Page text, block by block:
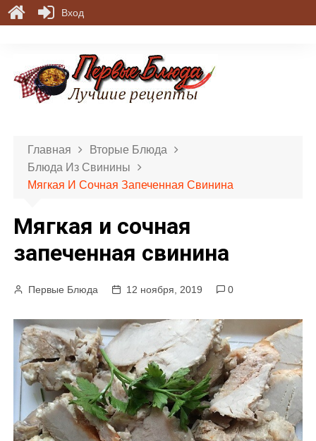
Главная
Вторые Блюда
Блюда Из Свинины
Мягкая И Сочная Запеченная Свинина
Мягкая и сочная
запеченная свинина
Первые Блюда 12 ноября, 2019 0
Вход